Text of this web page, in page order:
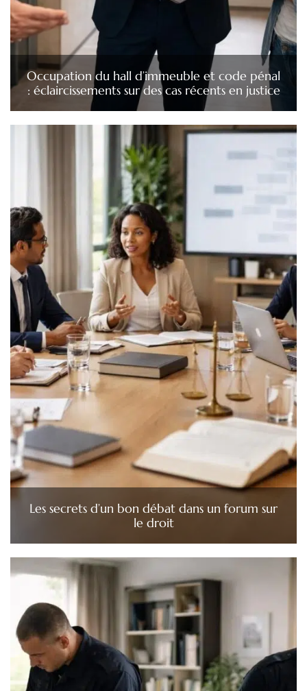
Occupation du hall d’immeuble et code pénal
: éclaircissements sur des cas récents en justice
Les secrets d’un bon débat dans un forum sur
le droit